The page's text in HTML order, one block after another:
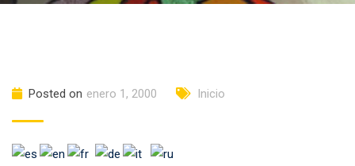
Posted on enero 1, 2000 Inicio